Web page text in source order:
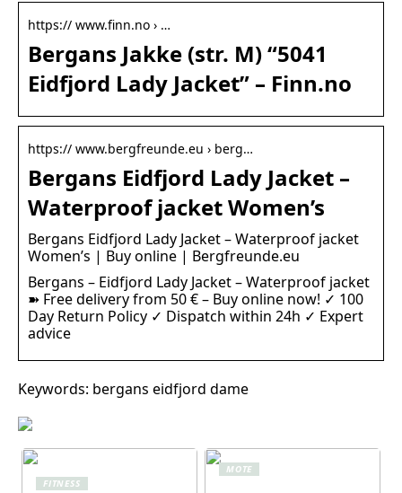
https:// www.finn.no › …
Bergans Jakke (str. M) “5041
Eidfjord Lady Jacket” – Finn.no
https:// www.bergfreunde.eu › berg…
Bergans Eidfjord Lady Jacket –
Waterproof jacket Women’s
Bergans Eidfjord Lady Jacket – Waterproof jacket
Women’s | Buy online | Bergfreunde.eu
Bergans – Eidfjord Lady Jacket – Waterproof jacket
➽ Free delivery from 50 € – Buy online now! ✓ 100
Day Return Policy ✓ Dispatch within 24h ✓ Expert
advice
Keywords: bergans eidfjord dame
FITNESS
MOTE